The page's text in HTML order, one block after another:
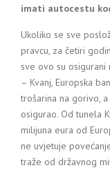
imati autocestu
Ukoliko se sve
pravcu, za četiri
sve ovo su osigurani
– Kvanj, Europska
trošarina na gorivo,
osigurao. Od tunela
milijuna eura od
ne uvjetuje
traže od državnog